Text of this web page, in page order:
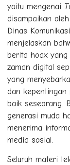
yaitu mengenai
disampaikan
Dinas
menjelaskan
berita hoax
zaman digital
yang
dan kepentingan
baik seseorang.
generasi muda
menerima
media sosial.
Seluruh materi